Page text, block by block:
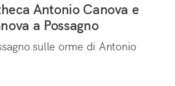
Antonio Canova e
a Possagno
sulle orme di Antonio